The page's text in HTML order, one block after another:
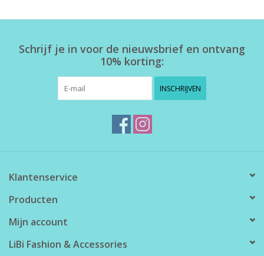
Home deco
SALE
Schrijf je in voor de nieuwsbrief en ontvang
10% korting:
INSCHRIJVEN
Klantenservice
Producten
Mijn account
LiBi Fashion & Accessories